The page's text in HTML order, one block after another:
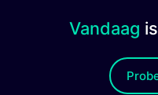
Vandaag